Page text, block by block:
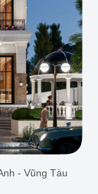
- Vũng Tàu